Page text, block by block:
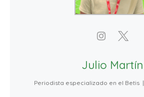
Julio Martín
Periodista especializado en el Betis |